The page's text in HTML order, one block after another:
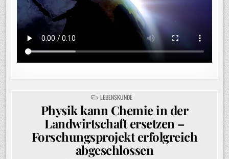
POSTED
IN
LEBENSKUNDE
Physik kann Chemie in der
Landwirtschaft ersetzen –
Forschungsprojekt erfolgreich
abgeschlossen